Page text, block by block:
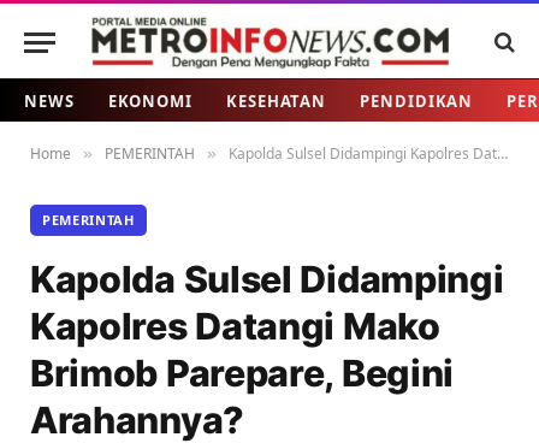
NEWS EKONOMI KESEHATAN PENDIDIKAN
Home » PEMERINTAH » Kapolda Sulsel Didampingi Kapolres Datangi Mako Brimob Parepare, Begini Arahannya?
PEMERINTAH
Kapolda Sulsel Didampingi
Kapolres Datangi Mako
Brimob Parepare, Begini
Arahannya?